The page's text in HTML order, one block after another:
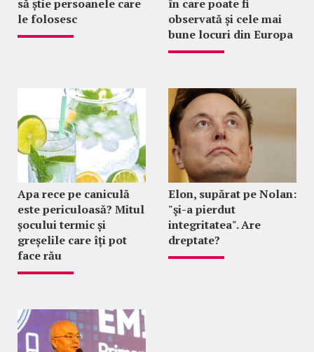
să știe persoanele care
le folosesc
în care poate fi
observată și cele mai
bune locuri din Europa
Apa rece pe caniculă
este periculoasă? Mitul
șocului termic și
greșelile care îți pot
face rău
Elon, supărat pe Nolan:
"şi-a pierdut
integritatea". Are
dreptate?